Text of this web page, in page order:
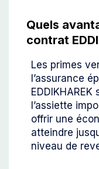
Quels
contrat
Les primes
l’assurance
l’assiette
offrir une
atteindre
niveau de